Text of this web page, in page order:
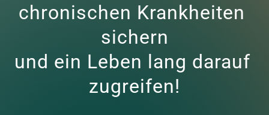
chronischen Krankheiten
sichern
und ein Leben lang darauf
zugreifen!